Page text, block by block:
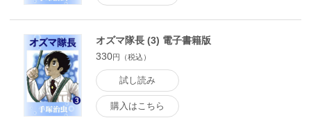
オズマ隊長 (3) 電子書籍版
330円（税込）
試し読み
購入はこちら